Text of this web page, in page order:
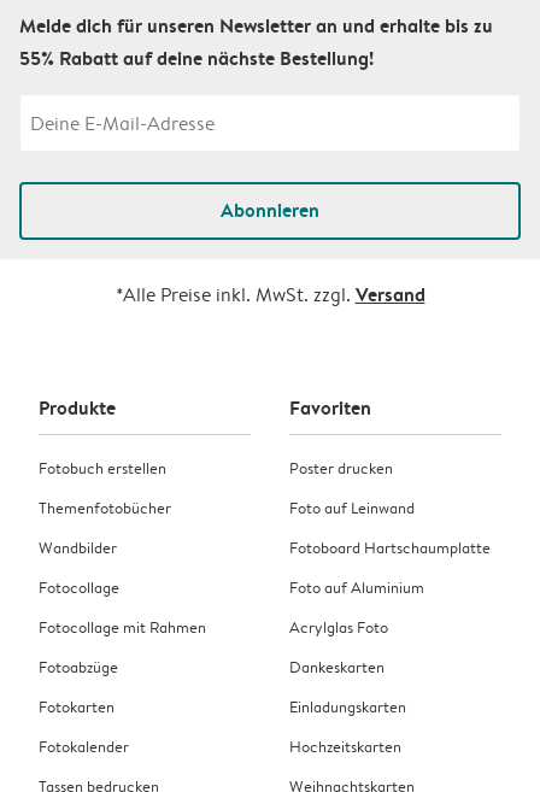
Melde dich für unseren Newsletter an und erhalte bis zu
55% Rabatt auf deine nächste Bestellung!
Abonnieren
*Alle Preise inkl. MwSt. zzgl. Versand
Produkte
Fotobuch erstellen
Themenfotobücher
Wandbilder
Fotocollage
Fotocollage mit Rahmen
Fotoabzüge
Fotokarten
Fotokalender
Tassen bedrucken
Favoriten
Poster drucken
Foto auf Leinwand
Fotoboard Hartschaumplatte
Foto auf Aluminium
Acrylglas Foto
Dankeskarten
Einladungskarten
Hochzeitskarten
Weihnachtskarten